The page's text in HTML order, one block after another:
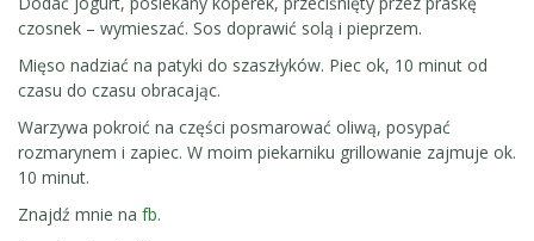
czosnek – wymieszać. Sos doprawić solą i pieprzem.
Mięso nadziać na patyki do szaszłyków. Piec ok, 10 minut od
czasu do czasu obracając.
Warzywa pokroić na części posmarować oliwą, posypać
rozmarynem i zapiec. W moim piekarniku grillowanie zajmuje ok.
10 minut.
Znajdź mnie na fb.